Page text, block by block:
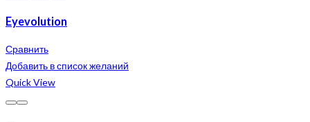
Eyevolution
Сравнить
Добавить в список желаний
Quick View